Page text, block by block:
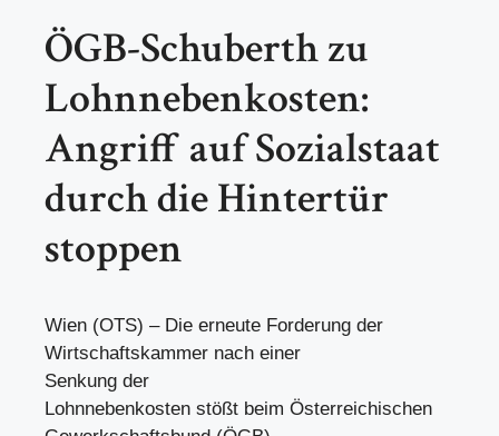
ÖGB-Schuberth zu
Lohnnebenkosten:
Angriff auf Sozialstaat
durch die Hintertür
stoppen
Wien (OTS) – Die erneute Forderung der
Wirtschaftskammer nach einer
Senkung der
Lohnnebenkosten stößt beim Österreichischen